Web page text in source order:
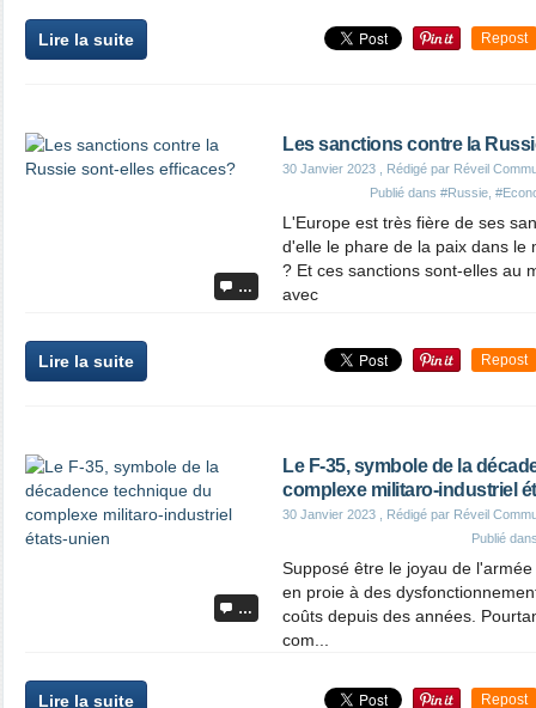
Lire la suite Repost
…
Les sanctions contre la
30 Janvier 2023 , Rédigé par Réveil
Publié dans #Russie
L'Europe est très fière de ses
d'elle le phare de la paix dans le
? Et ces sanctions sont-elles au
avec
Lire la suite Repost
…
Le F-35, symbole de la
complexe militaro-industriel
30 Janvier 2023 , Rédigé par Réveil
Publié
Supposé être le joyau de
en proie à des
coûts depuis des années.
com...
Lire la suite Repost